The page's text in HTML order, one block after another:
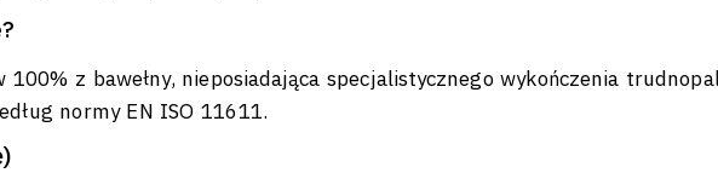
z bawełny, nieposiadająca specjalistycznego wykończenia
normy EN ISO 11611.